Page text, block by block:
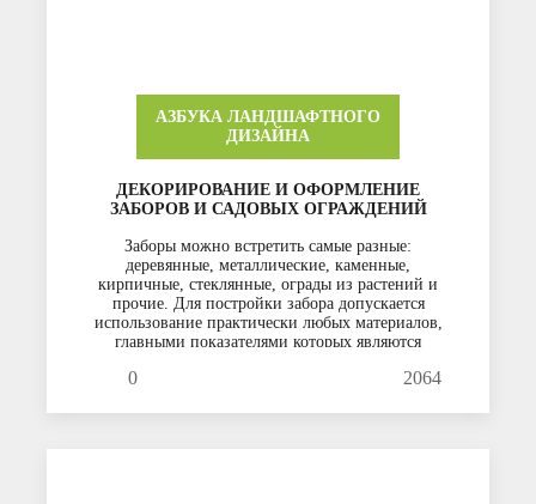
АЗБУКА ЛАНДШАФТНОГО
ДИЗАЙНА
ДЕКОРИРОВАНИЕ И ОФОРМЛЕНИЕ
ЗАБОРОВ И САДОВЫХ ОГРАЖДЕНИЙ
Заборы можно встретить самые разные:
деревянные, металлические, каменные,
кирпичные, стеклянные, ограды из растений и
прочие. Для постройки забора допускается
использование практически любых материалов,
главными показателями которых являются
качественный забор, вам больше не придется о
0 2064